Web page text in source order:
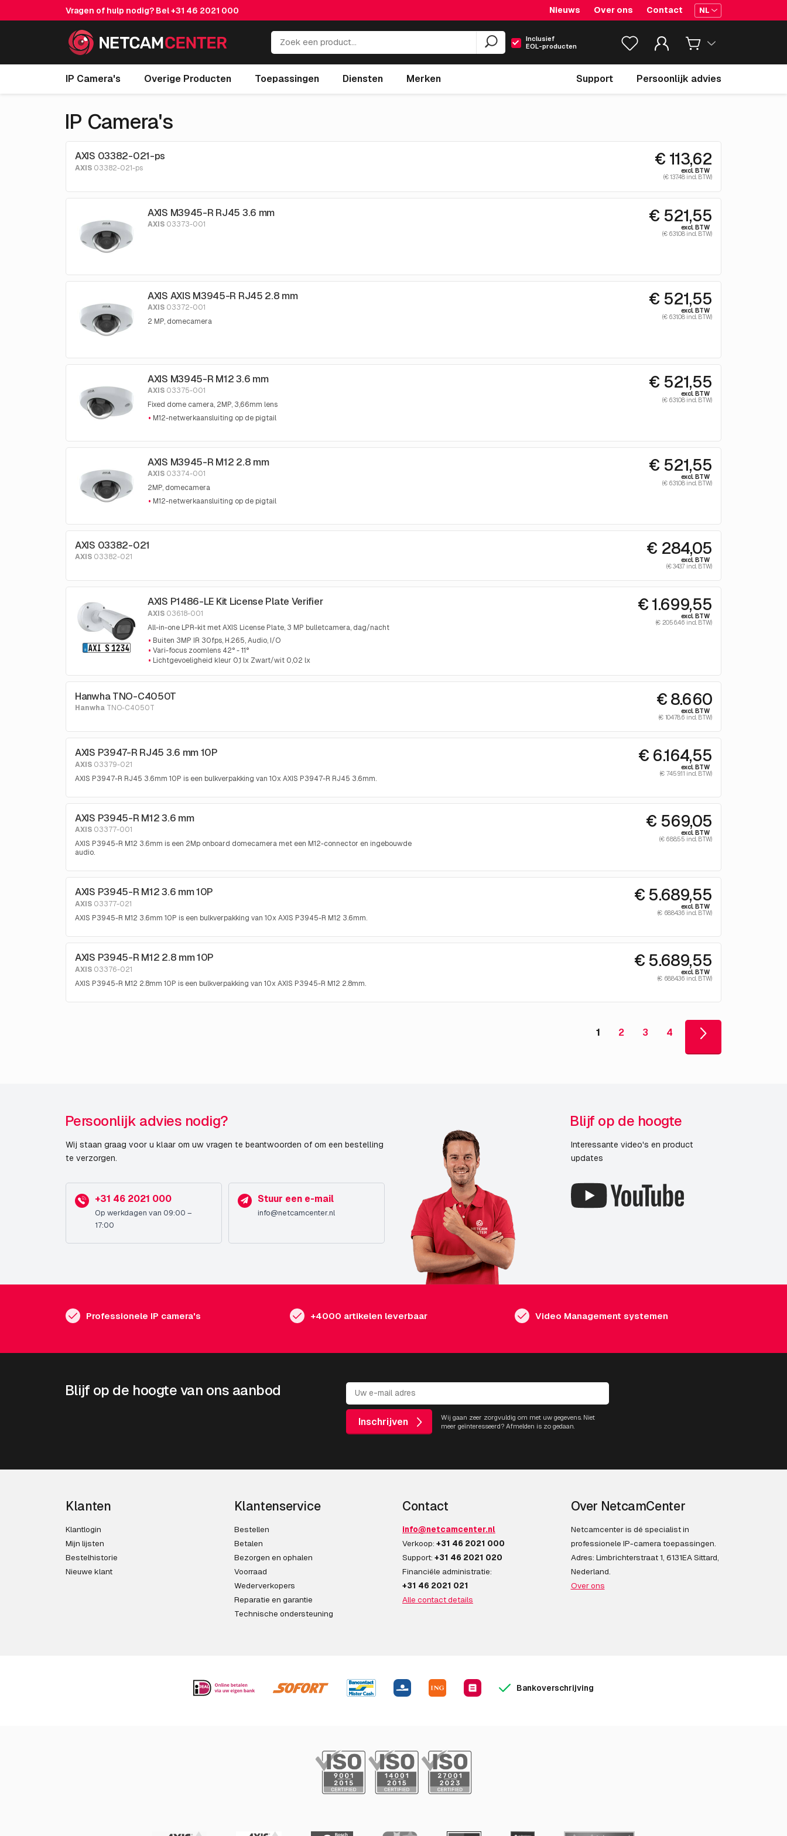
Vragen of hulp nodig? Bel+31 46 2021 000 Nieuws Over ons Contact NL
Inclusief
EOL-producten
IP Camera's Overige Producten Toepassingen Diensten Merken Support Persoonlijk advies
IP Camera's
AXIS 03382-021-ps
AXIS 03382-021-ps € 113,62
excl. BTW
(€ 137.48 incl. BTW)
AXIS M3945-R RJ45 3.6 mm
AXIS 03373-001 € 521,55
excl. BTW
(€ 631.08 incl. BTW)
AXIS AXIS M3945-R RJ45 2.8 mm
AXIS 03372-001
2 MP, domecamera
€ 521,55
excl. BTW
(€ 631.08 incl. BTW)
AXIS M3945-R M12 3.6 mm
AXIS 03375-001
Fixed dome camera, 2MP, 3,66mm lens
M12-netwerkaansluiting op de pigtail
€ 521,55
excl. BTW
(€ 631.08 incl. BTW)
AXIS M3945-R M12 2.8 mm
AXIS 03374-001
2MP, domecamera
M12-netwerkaansluiting op de pigtail
€ 521,55
excl. BTW
(€ 631.08 incl. BTW)
AXIS 03382-021
AXIS 03382-021 € 284,05
excl. BTW
(€ 343.7 incl. BTW)
AXIS P1486-LE Kit License Plate Verifier
AXIS 03618-001
All-in-one LPR-kit met AXIS License Plate, 3 MP bulletcamera, dag/nacht
Buiten 3MP IR 30fps, H.265, Audio, I/O
Vari-focus zoomlens 42° - 11°
Lichtgevoeligheid kleur 0,1 lx Zwart/wit 0,02 lx
€ 1.699,55
excl. BTW
(€ 2056.46 incl. BTW)
Hanwha TNO-C4050T
Hanwha TNO-C4050T € 8.660
excl. BTW
(€ 10478.6 incl. BTW)
AXIS P3947-R RJ45 3.6 mm 10P
AXIS 03379-021
AXIS P3947-R RJ45 3.6mm 10P is een bulkverpakking van 10x AXIS P3947-R RJ45 3.6mm.
€ 6.164,55
excl. BTW
(€ 7459.11 incl. BTW)
AXIS P3945-R M12 3.6 mm
AXIS 03377-001
AXIS P3945-R M12 3.6mm is een 2Mp onboard domecamera met een M12-connector en ingebouwde
audio.
€ 569,05
excl. BTW
(€ 688.55 incl. BTW)
AXIS P3945-R M12 3.6 mm 10P
AXIS 03377-021
AXIS P3945-R M12 3.6mm 10P is een bulkverpakking van 10x AXIS P3945-R M12 3.6mm.
€ 5.689,55
excl. BTW
(€ 6884.36 incl. BTW)
AXIS P3945-R M12 2.8 mm 10P
AXIS 03376-021
AXIS P3945-R M12 2.8mm 10P is een bulkverpakking van 10x AXIS P3945-R M12 2.8mm.
€ 5.689,55
excl. BTW
(€ 6884.36 incl. BTW)
1 2 3 4
Persoonlijk advies nodig?
Wij staan graag voor u klaar om uw vragen te beantwoorden of om een bestelling
te verzorgen.
+31 46 2021 000
Op werkdagen van 09:00 –
17:00
Stuur een e-mail
info@netcamcenter.nl
Blijf op de hoogte
Interessante video's en product
updates
Professionele IP camera's +4000 artikelen leverbaar Video Management systemen
Blijf op de hoogte van ons aanbod
Inschrijven
Wij gaan zeer zorgvuldig om met uw gegevens. Niet
meer geïnteresseerd? Afmelden is zo gedaan.
Klanten
Klantlogin
Mijn lijsten
Bestelhistorie
Nieuwe klant
Klantenservice
Bestellen
Betalen
Bezorgen en ophalen
Voorraad
Wederverkopers
Reparatie en garantie
Technische ondersteuning
Contact
info@netcamcenter.nl
Verkoop: +31 46 2021 000
Support: +31 46 2021 020
Financiële administratie:
+31 46 2021 021
Alle contact details
Over NetcamCenter
Netcamcenter is dé specialist in
professionele IP-camera toepassingen.
Adres: Limbrichterstraat 1, 6131EA Sittard,
Nederland.
Over ons
Bankoverschrijving